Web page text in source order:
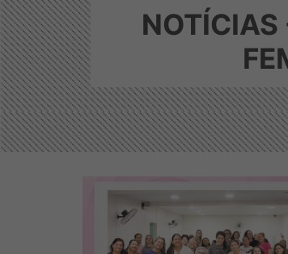
NOTÍCIAS